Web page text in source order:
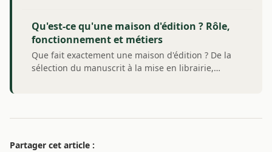
Qu'est-ce qu'une maison d'édition ? Rôle,
fonctionnement et métiers
Que fait exactement une maison d'édition ? De la
sélection du manuscrit à la mise en librairie,…
Partager cet article :